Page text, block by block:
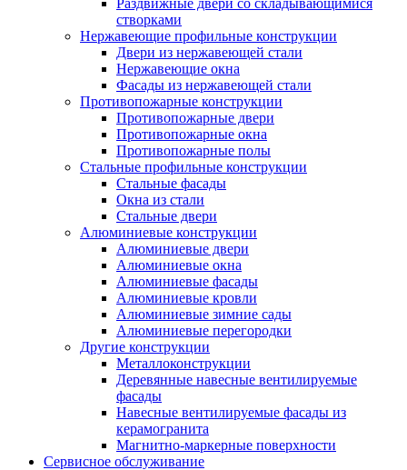
Раздвижные двери со складывающимися
створками
Нержавеющие профильные конструкции
Двери из нержавеющей стали
Нержавеющие окна
Фасады из нержавеющей стали
Противопожарные конструкции
Противопожарные двери
Противопожарные окна
Противопожарные полы
Стальные профильные конструкции
Стальные фасады
Окна из стали
Стальные двери
Алюминиевые конструкции
Алюминиевые двери
Алюминиевые окна
Алюминиевые фасады
Алюминиевые кровли
Алюминиевые зимние сады
Алюминиевые перегородки
Другие конструкции
Металлоконструкции
Деревянные навесные вентилируемые
фасады
Навесные вентилируемые фасады из
керамогранита
Магнитно-маркерные поверхности
Сервисное обслуживание